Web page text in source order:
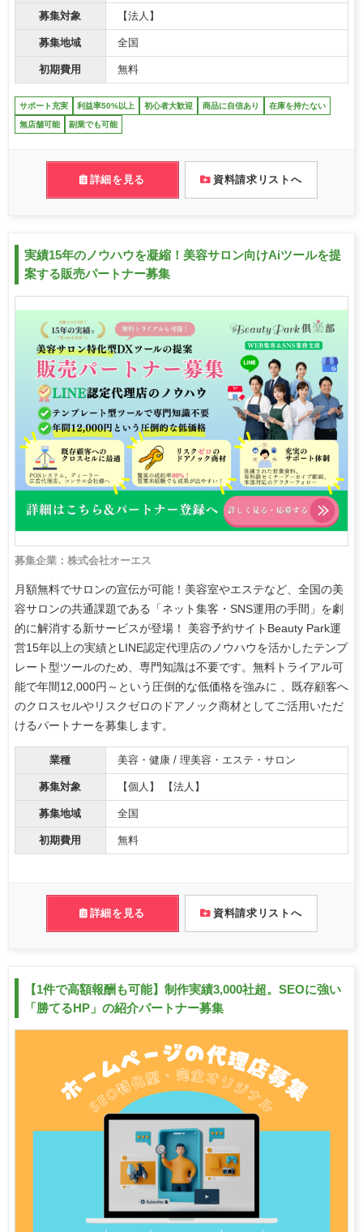
募集対象 【法人】
募集地域 全国
初期費用 無料
サポート充実 利益率50%以上 初心者大歓迎 商品に自信あり 在庫を持たない
無店舗可能 副業でも可能
詳細を見る 資料請求リストへ
実績15年のノウハウを凝縮！美容サロン向けAiツールを提
案する販売パートナー募集
募集企業：株式会社オーエス
月額無料でサロンの宣伝が可能！美容室やエステなど、全国の美
容サロンの共通課題である「ネット集客・SNS運用の手間」を劇
的に解消する新サービスが登場！ 美容予約サイトBeauty Park運
営15年以上の実績とLINE認定代理店のノウハウを活かしたテンプ
レート型ツールのため、専門知識は不要です。無料トライアル可
能で年間12,000円～という圧倒的な低価格を強みに 、既存顧客へ
のクロスセルやリスクゼロのドアノック商材としてご活用いただ
けるパートナーを募集します。
業種 美容・健康 / 理美容・エステ・サロン
募集対象 【個人】 【法人】
募集地域 全国
初期費用 無料
詳細を見る 資料請求リストへ
【1件で高額報酬も可能】制作実績3,000社超。SEOに強い
「勝てるHP」の紹介パートナー募集